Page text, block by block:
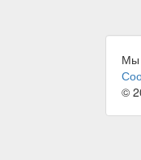
Мы
©